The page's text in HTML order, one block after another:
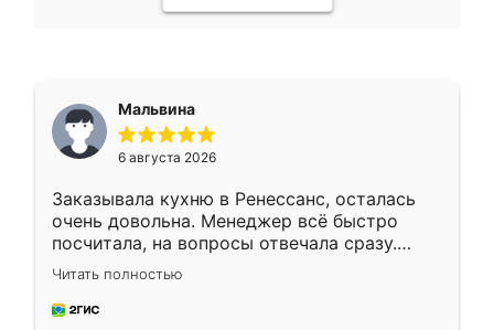
Мальвина
6 августа 2026
Заказывала кухню в Ренессанс, осталась
очень довольна. Менеджер всё быстро
посчитала, на вопросы отвечала сразу.
Замерщик приехал в субботу, подошёл к
делу со всей ответственностью. Собрали
за день, ребята работали аккуратно, даже
Читать полностью